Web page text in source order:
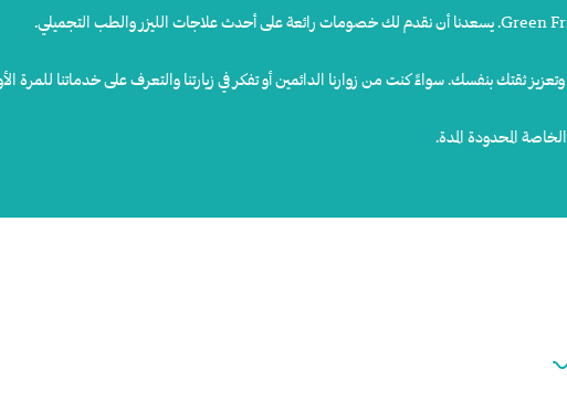
يسعدناأننقدملكخصوماترائعةعلىأحدثعلاجاتالليزر والطبالتجميلي.
وتعزيز ثقتكبنفسك.سواءًكنتمنزوارنا الدائمينأوتفكر فيزيارتناوالتعرفعلىخدماتنا للمرة
الخاصةالمحدودةالمدة.